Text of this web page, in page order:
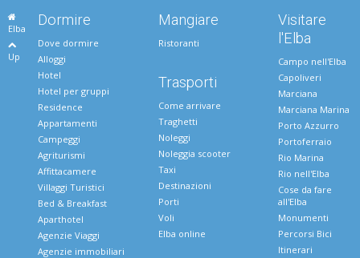
Elba
Up
Dormire
Dove dormire
Alloggi
Hotel
Hotel per gruppi
Residence
Appartamenti
Campeggi
Agriturismi
Affittacamere
Villaggi Turistici
Bed & Breakfast
Aparthotel
Agenzie Viaggi
Agenzie immobiliari
Mangiare
Ristoranti
Trasporti
Come arrivare
Traghetti
Noleggi
Noleggia scooter
Taxi
Destinazioni
Porti
Voli
Elba online
Visitare
l'Elba
Campo nell'Elba
Capoliveri
Marciana
Marciana Marina
Porto Azzurro
Portoferraio
Rio Marina
Rio nell'Elba
Cose da fare
all'Elba
Monumenti
Percorsi Bici
Itinerari